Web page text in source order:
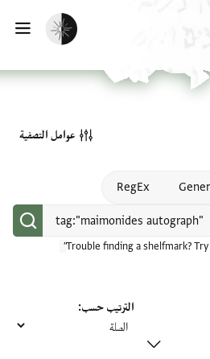
تفعيل الوضع المظلم
Open
RegEx
Trouble finding a shelfmark? Try
عوامل التصفية
الترتيب حسب